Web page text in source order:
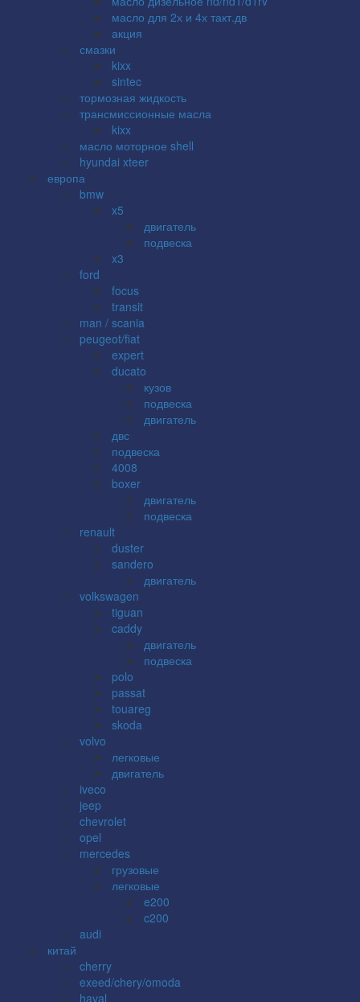
масло для 2х и 4х такт.дв
акция
смазки
kixx
sintec
тормозная жидкость
трансмиссионные масла
kixx
масло моторное shell
hyundai xteer
европа
bmw
x5
двигатель
подвеска
x3
ford
focus
transit
man / scania
peugeot/fiat
expert
ducato
кузов
подвеска
двигатель
двс
подвеска
4008
boxer
двигатель
подвеска
renault
duster
sandero
двигатель
volkswagen
tiguan
caddy
двигатель
подвеска
polo
passat
touareg
skoda
volvo
легковые
двигатель
iveco
jeep
chevrolet
opel
mercedes
грузовые
легковые
e200
c200
audi
китай
cherry
exeed/chery/omoda
haval